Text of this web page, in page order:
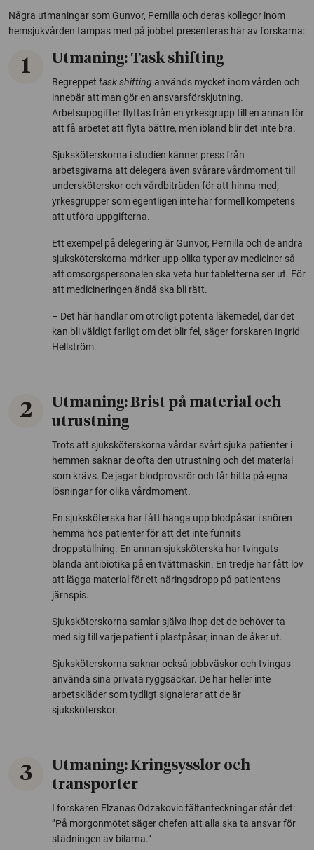
Några utmaningar som Gunvor, Pernilla och deras kollegor inom
hemsjukvården tampas med på jobbet presenteras här av forskarna:
1 Utmaning: Task shifting
Begreppet task shiftinganvänds mycket inom vården och
innebär att man gör en ansvarsförskjutning.
Arbetsuppgifter flyttas från en yrkesgrupp till en annan för
att få arbetet att flyta bättre, men ibland blir det inte bra.
Sjuksköterskorna i studien känner press från
arbetsgivarna att delegera även svårare vårdmoment till
undersköterskor och vårdbiträden för att hinna med;
yrkesgrupper som egentligen inte har formell kompetens
att utföra uppgifterna.
Ett exempel på delegering är Gunvor, Pernilla och de andra
sjuksköterskorna märker upp olika typer av mediciner så
att omsorgspersonalen ska veta hur tabletterna ser ut. För
att medicineringen ändå ska bli rätt.
– Det här handlar om otroligt potenta läkemedel, där det
kan bli väldigt farligt om det blir fel, säger forskaren Ingrid
Hellström.
2
Utmaning: Brist på material och
utrustning
Trots att sjuksköterskorna vårdar svårt sjuka patienter i
hemmen saknar de ofta den utrustning och det material
som krävs. De jagar blodprovsrör och får hitta på egna
lösningar för olika vårdmoment.
En sjuksköterska har fått hänga upp blodpåsar i snören
hemma hos patienter för att det inte funnits
droppställning. En annan sjuksköterska har tvingats
blanda antibiotika på en tvättmaskin. En tredje har fått lov
att lägga material för ett näringsdropp på patientens
järnspis.
Sjuksköterskorna samlar själva ihop det de behöver ta
med sig till varje patient i plastpåsar, innan de åker ut.
Sjuksköterskorna saknar också jobbväskor och tvingas
använda sina privata ryggsäckar. De har heller inte
arbetskläder som tydligt signalerar att de är
sjuksköterskor.
3
Utmaning: Kringsysslor och
transporter
I forskaren Elzanas Odzakovic fältanteckningar står det:
”På morgonmötet säger chefen att alla ska ta ansvar för
städningen av bilarna.”